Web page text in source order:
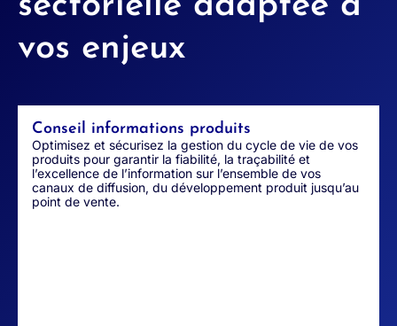
vos enjeux
Conseil informations produits
Optimisez et sécurisez la gestion du cycle de vie de vos
produits pour garantir la fiabilité, la traçabilité et
l’excellence de l’information sur l’ensemble de vos
canaux de diffusion, du développement produit jusqu’au
point de vente.